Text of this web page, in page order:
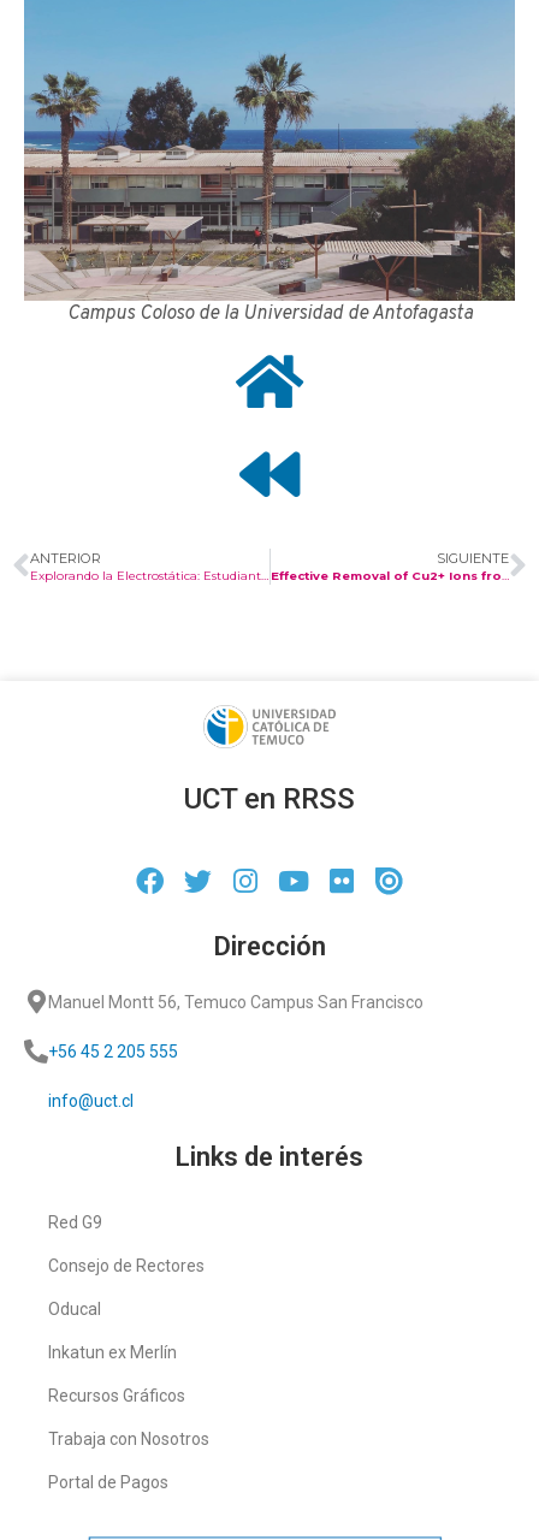
Campus Coloso de la Universidad de Antofagasta
ANTERIOR SIGUIENTE
UCT en RRSS
Dirección
Manuel Montt 56, Temuco Campus San Francisco
+56 45 2 205 555
info@uct.cl
Links de interés
Red G9
Consejo de Rectores
Oducal
Inkatun ex Merlín
Recursos Gráficos
Trabaja con Nosotros
Portal de Pagos